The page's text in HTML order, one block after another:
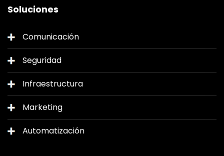
Soluciones
Comunicación
Seguridad
Infraestructura
Marketing
Automatización